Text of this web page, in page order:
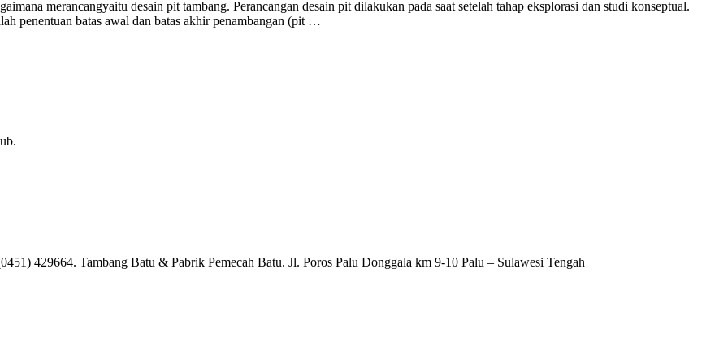
merancangyaitu desain pit tambang. Perancangan desain pit dilakukan pada saat setelah tahap eksplorasi dan studi konseptual.
penentuan batas awal dan batas akhir penambangan (pit …
429664. Tambang Batu & Pabrik Pemecah Batu. Jl. Poros Palu Donggala km 9-10 Palu – Sulawesi Tengah